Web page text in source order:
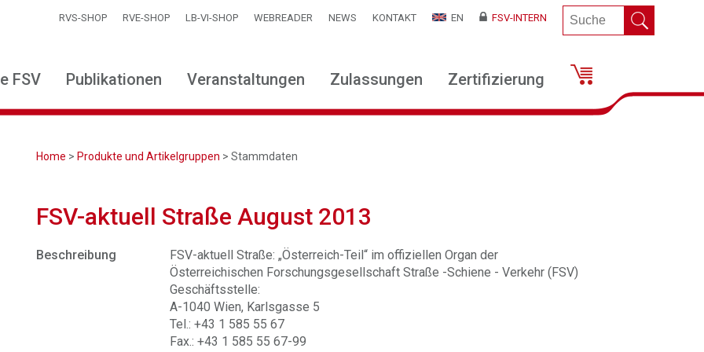
RVS-SHOP RVE-SHOP LB-VI-SHOP WEBREADER NEWS KONTAKT EN FSV-INTERN
FSV Publikationen Veranstaltungen Zulassungen Zertifizierung
Home > Produkte und Artikelgruppen > Stammdaten
FSV-aktuell Straße August 2013
Beschreibung
FSV-aktuell Straße: „Österreich-Teil“ im offiziellen Organ der
Österreichischen Forschungsgesellschaft Straße -Schiene - Verkehr (FSV)
Geschäftsstelle:
A-1040 Wien, Karlsgasse 5
Tel.: +43 1 585 55 67
Fax.: +43 1 585 55 67-99